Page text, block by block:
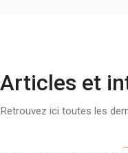
Articles et
Retrouvez ici toutes les